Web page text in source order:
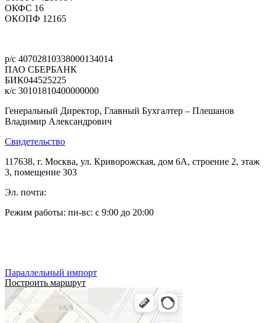
ОКФС 16
ОКОПФ 12165
р/с 40702810338000134014
ПАО СБЕРБАНК
БИК044525225
к/с 30101810400000000
Генеральный Директор, Главный Бухгалтер – Плешанов
Владимир Александрович
Свидетельство
117638, г. Москва, ул. Криворожская, дом 6А, строение 2, этаж
3, помещение 303
Эл. почта:
Режим работы: пн-вс: с 9:00 до 20:00
Параллельный импорт
Построить маршрут
Альянс Оптических Систем
Оптические приборы и оборудование в Москве
Электронные приборы и компоненты в Москве